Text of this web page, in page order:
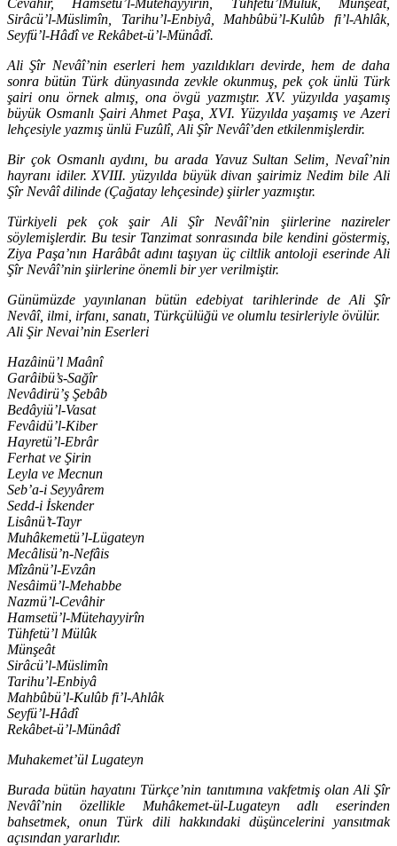
Sirâcü’l-Müslimîn, Tarihu’l-Enbiyâ, Mahbûbü’l-Kulûb fi’l-Ahlâk,
Seyfü’l-Hâdî ve Rekâbet-ü’l-Münâdî.
Ali Şîr Nevâî’nin eserleri hem yazıldıkları devirde, hem de daha
sonra bütün Türk dünyasında zevkle okunmuş, pek çok ünlü Türk
şairi onu örnek almış, ona övgü yazmıştır. XV. yüzyılda yaşamış
büyük Osmanlı Şairi Ahmet Paşa, XVI. Yüzyılda yaşamış ve Azeri
lehçesiyle yazmış ünlü Fuzûlî, Ali Şîr Nevâî’den etkilenmişlerdir.
Bir çok Osmanlı aydını, bu arada Yavuz Sultan Selim, Nevaî’nin
hayranı idiler. XVIII. yüzyılda büyük divan şairimiz Nedim bile Ali
Şîr Nevâî dilinde (Çağatay lehçesinde) şiirler yazmıştır.
Türkiyeli pek çok şair Ali Şîr Nevâî’nin şiirlerine nazireler
söylemişlerdir. Bu tesir Tanzimat sonrasında bile kendini göstermiş,
Ziya Paşa’nın Harâbât adını taşıyan üç ciltlik antoloji eserinde Ali
Şîr Nevâî’nin şiirlerine önemli bir yer verilmiştir.
Günümüzde yayınlanan bütün edebiyat tarihlerinde de Ali Şîr
Nevâî, ilmi, irfanı, sanatı, Türkçülüğü ve olumlu tesirleriyle övülür.
Ali Şir Nevai’nin Eserleri
Hazâinü’l Maânî
Garâibü’s-Sağîr
Nevâdirü’ş Şebâb
Bedâyiü’l-Vasat
Fevâidü’l-Kiber
Hayretü’l-Ebrâr
Ferhat ve Şirin
Leyla ve Mecnun
Seb’a-i Seyyârem
Sedd-i İskender
Lisânü’t-Tayr
Muhâkemetü’l-Lügateyn
Mecâlisü’n-Nefâis
Mîzânü’l-Evzân
Nesâimü’l-Mehabbe
Nazmü’l-Cevâhir
Hamsetü’l-Mütehayyirîn
Tühfetü’l Mülûk
Münşeât
Sirâcü’l-Müslimîn
Tarihu’l-Enbiyâ
Mahbûbü’l-Kulûb fi’l-Ahlâk
Seyfü’l-Hâdî
Rekâbet-ü’l-Münâdî
Muhakemet’ül Lugateyn
Burada bütün hayatını Türkçe’nin tanıtımına vakfetmiş olan Ali Şîr
Nevâî’nin özellikle Muhâkemet-ül-Lugateyn adlı eserinden
bahsetmek, onun Türk dili hakkındaki düşüncelerini yansıtmak
açısından yararlıdır.